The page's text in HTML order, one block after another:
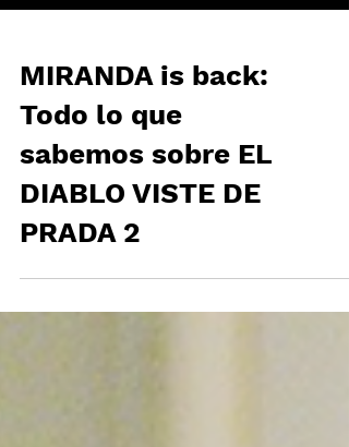
MIRANDA is back:
Todo lo que
sabemos sobre EL
DIABLO VISTE DE
PRADA 2